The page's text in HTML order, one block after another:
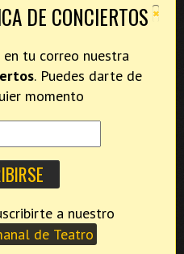
×
DE CONCIERTOS
en tu correo nuestra
. Puedes darte de
momento
de Teatro